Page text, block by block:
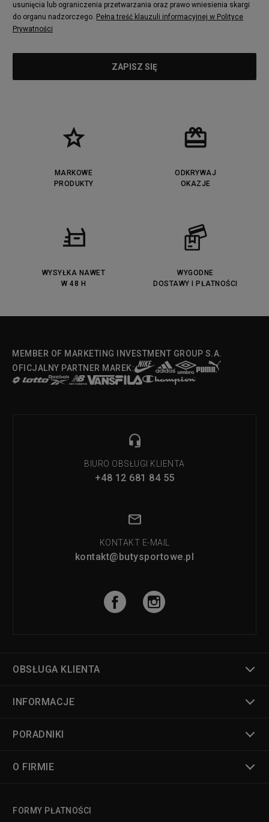
usunięcia lub ograniczenia przetwarzania oraz prawo wniesienia skargi
do organu nadzorczego. Pełna treść klauzuli informacyjnej w Polityce
Prywatności
MARKOWE
PRODUKTY
ODKRYWAJ
OKAZJE
WYSYŁKA NAWET
W 48 H
WYGODNE
DOSTAWY I PŁATNOŚCI
MEMBER OF MARKETING INVESTMENT GROUP S.A.
OFICJALNY PARTNER MAREK:
BIURO OBSŁUGI KLIENTA
+48 12 681 84 55
KONTAKT E-MAIL
kontakt@butysportowe.pl
OBSŁUGA KLIENTA
INFORMACJE
PORADNIKI
O FIRMIE
FORMY PŁATNOŚCI